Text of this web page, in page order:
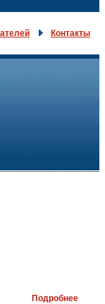
Контакты
Подробнее